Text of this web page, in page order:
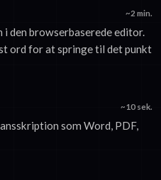
~2 min.
den browserbaserede editor.
ord for at springe til det punkt
~10 sek.
som Word, PDF,